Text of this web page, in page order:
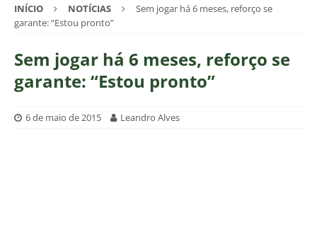
INÍCIO NOTÍCIAS
Sem jogar há 6 meses, reforço se
garante: “Estou pronto”
Sem jogar há 6 meses, reforço se
garante: “Estou pronto”
6 de maio de 2015 Leandro Alves